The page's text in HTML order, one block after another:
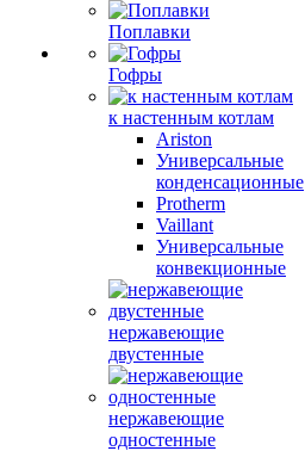
Поплавки
Гофры
к настенным котлам
Ariston
Универсальные
конденсационные
Protherm
Vaillant
Универсальные
конвекционные
нержавеющие
двустенные
нержавеющие
одностенные